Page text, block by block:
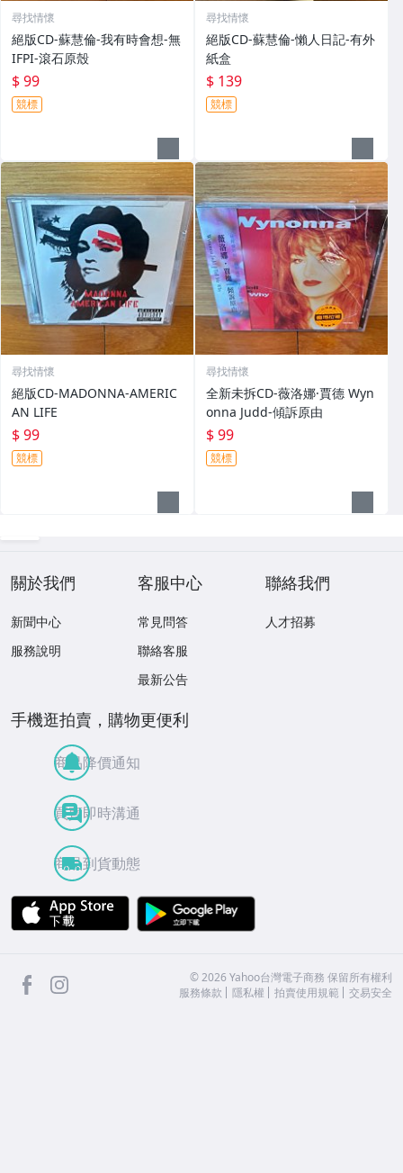
尋找情懷
絕版CD-蘇慧倫-我有時會想-無
IFPI-滾石原殼
$ 99
競標
尋找情懷
絕版CD-蘇慧倫-懶人日記-有外
紙盒
$ 139
競標
尋找情懷
絕版CD-MADONNA-AMERIC
AN LIFE
$ 99
競標
尋找情懷
全新未拆CD-薇洛娜·賈德 Wyn
onna Judd-傾訴原由
$ 99
競標
關於我們
新聞中心
服務說明
客服中心
常見問答
聯絡客服
最新公告
聯絡我們
人才招募
手機逛拍賣，購物更便利
商品降價通知
買賣即時溝通
商品到貨動態
APP Store
facebook ©2026 Yahoo台灣電子商務 保留所有權利
服務條款
隱私權 拍賣使用規範 交易安全